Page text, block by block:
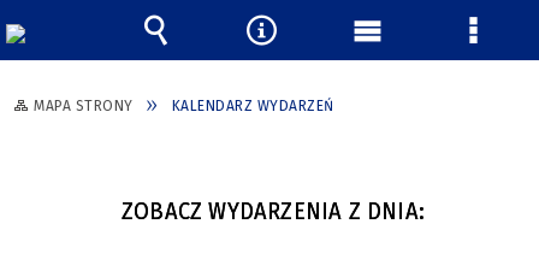
MAPA STRONY KALENDARZ WYDARZEŃ
ZOBACZ WYDARZENIA Z DNIA:
Wyszukiwarka
NarzędziaMenu
Menu